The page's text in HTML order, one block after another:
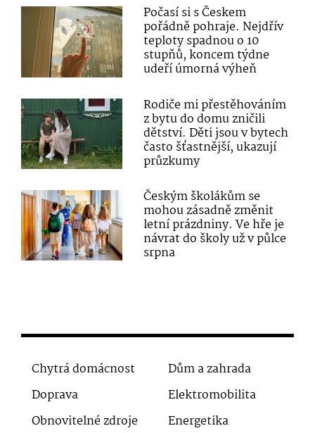
Počasí si s Českem
pořádně pohraje. Nejdřív
teploty spadnou o 10
stupňů, koncem týdne
udeří úmorná výheň
Rodiče mi přestěhováním
z bytu do domu zničili
dětství. Děti jsou v bytech
často šťastnější, ukazují
průzkumy
Českým školákům se
mohou zásadně změnit
letní prázdniny. Ve hře je
návrat do školy už v půlce
srpna
Chytrá domácnost
Dům a zahrada
Doprava
Elektromobilita
Obnovitelné zdroje
Energetika